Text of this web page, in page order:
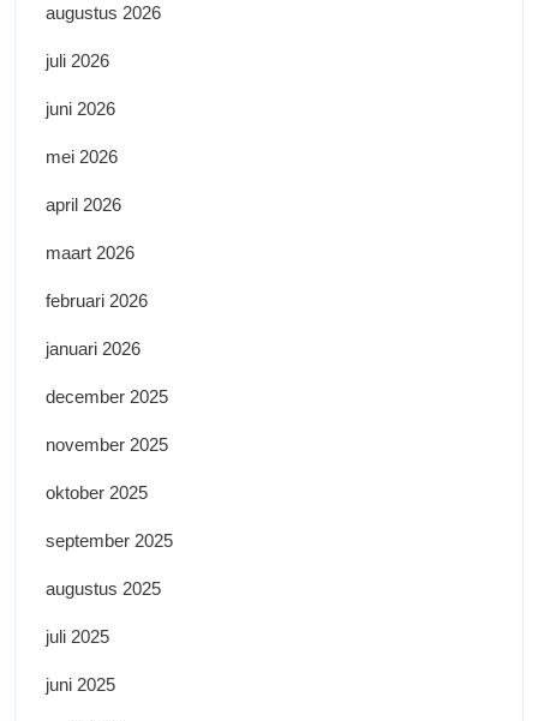
augustus 2026
juli 2026
juni 2026
mei 2026
april 2026
maart 2026
februari 2026
januari 2026
december 2025
november 2025
oktober 2025
september 2025
augustus 2025
juli 2025
juni 2025